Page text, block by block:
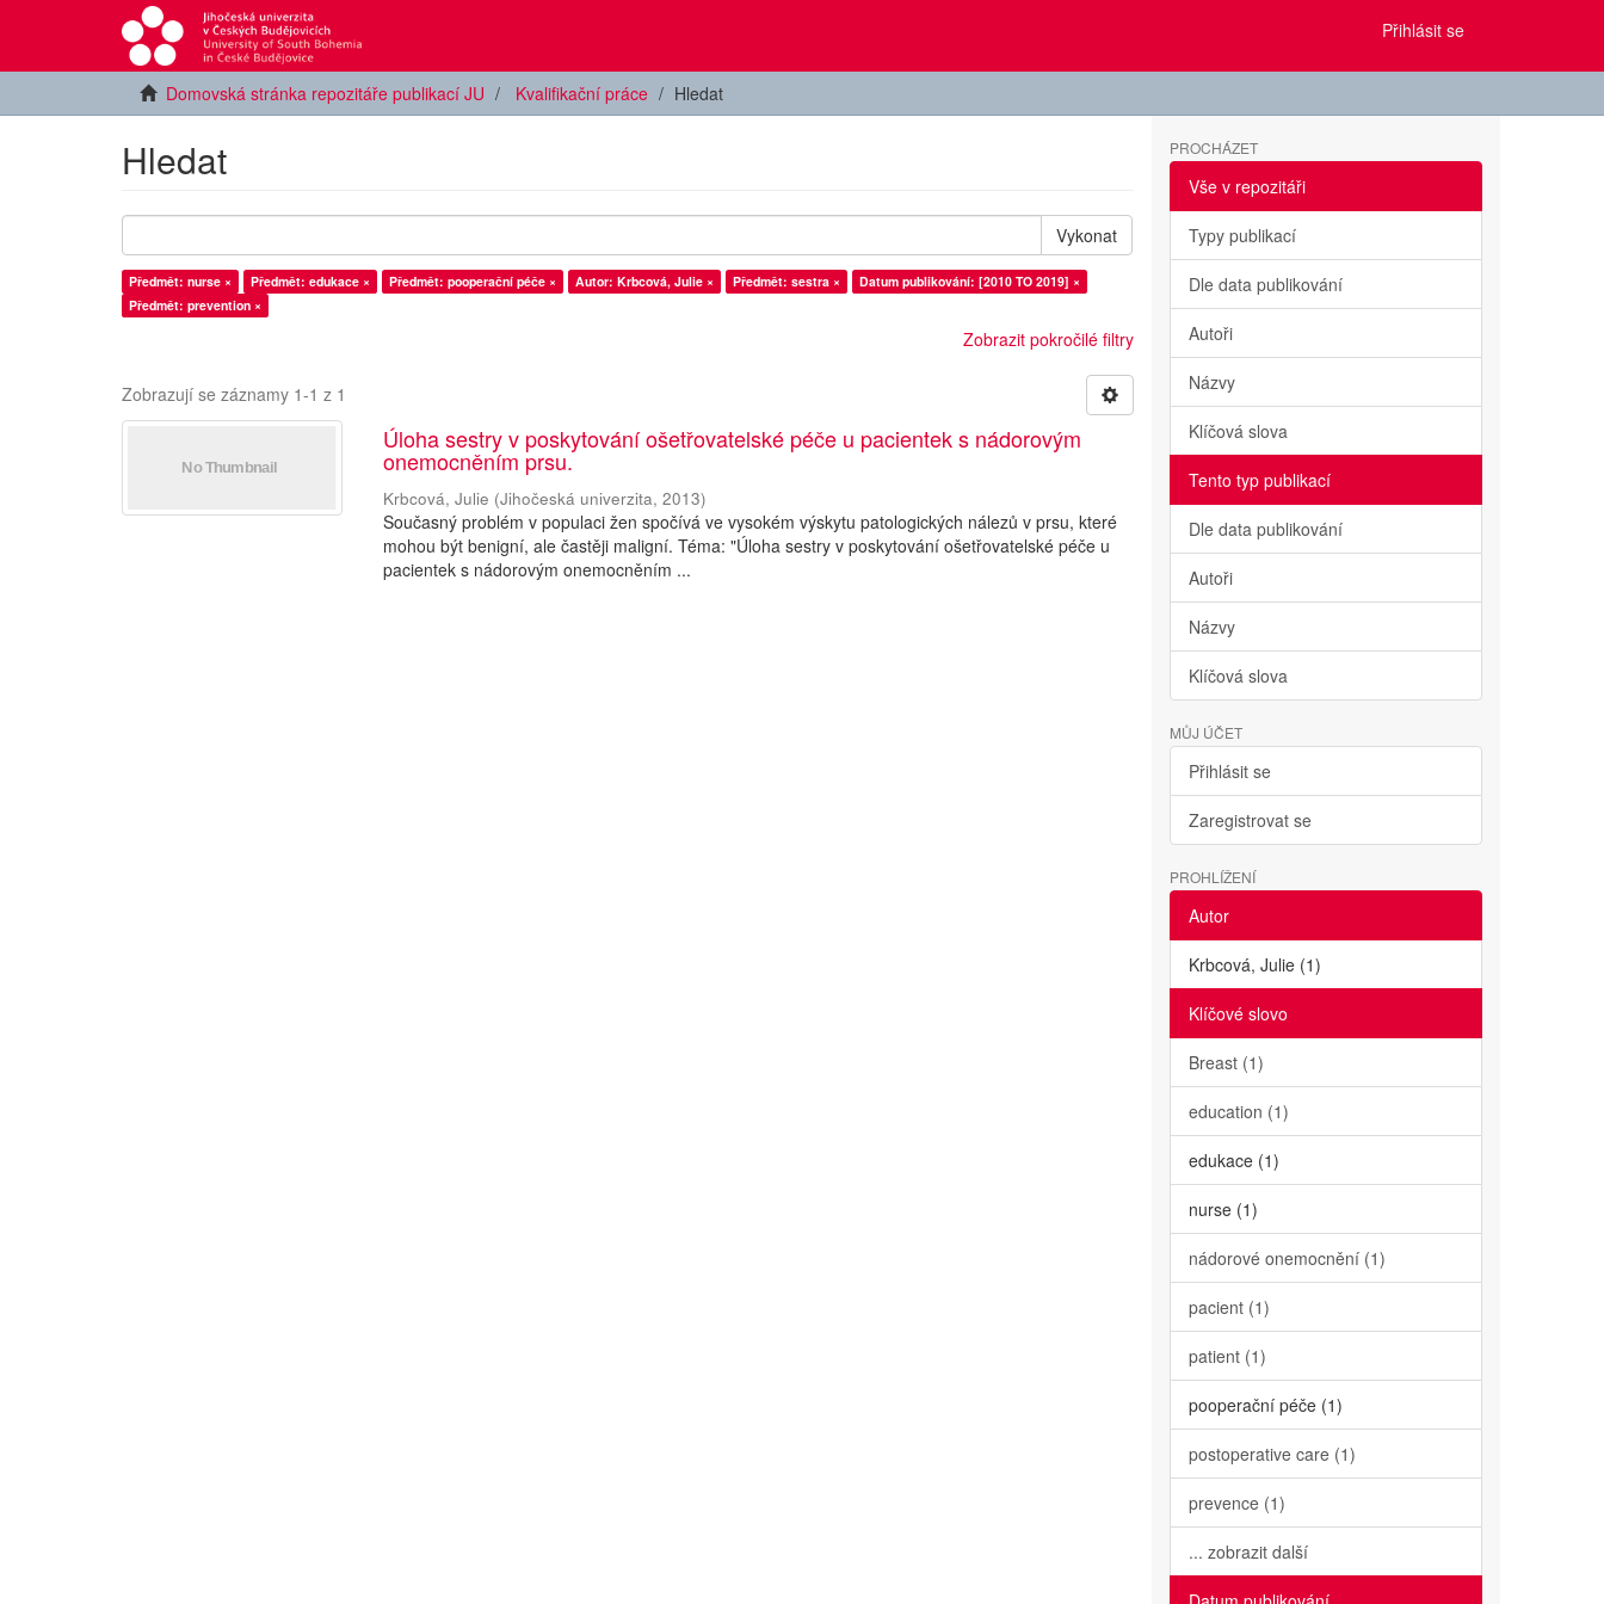
Přihlásit se
Domovská stránka repozitáře publikací JU Kvalifikační práce Hledat
Hledat
Vykonat
Předmět: nurse × Předmět: edukace × Předmět: pooperační péče × Autor: Krbcová, Julie × Předmět: sestra ×
Datum publikování: [2010 TO 2019] ×
Předmět: prevention ×
Zobrazit pokročilé filtry
Zobrazují se záznamy 1-1 z 1
Úloha sestry v poskytování ošetřovatelské péče u pacientek s nádorovým
onemocněním prsu.
Krbcová, Julie (Jihočeská univerzita,2013)
Současný problém v populaci žen spočívá ve vysokém výskytu patologických nálezů v prsu, které
mohou být benigní, ale častěji maligní. Téma: "Úloha sestry v poskytování ošetřovatelské péče u
pacientek s nádorovým onemocněním ...
PROCHÁZET
Vše v repozitáři
Typy publikací
Dle data publikování
Autoři
Názvy
Klíčová slova
Tento typ publikací
Dle data publikování
Autoři
Názvy
Klíčová slova
MŮJ ÚČET
Přihlásit se
Zaregistrovat se
PROHLÍŽENÍ
Autor
Krbcová, Julie (1)
Klíčové slovo
Breast (1)
education (1)
edukace (1)
nurse (1)
nádorové onemocnění (1)
pacient (1)
patient (1)
pooperační péče (1)
postoperative care (1)
prevence (1)
... zobrazit další